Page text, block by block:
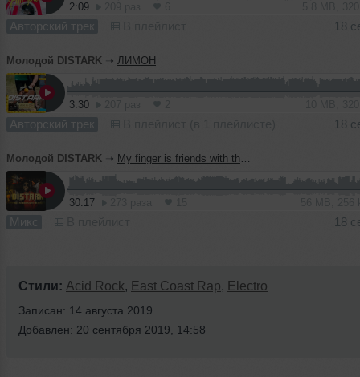
2:09
Авторский трек 18
Молодой DISTARK ➝ ЛИМОН
3:30
Авторский трек 18
Молодой DISTARK ➝ My finger is friends with the trigger
30:17
Микс 18
Стили: Acid Rock, East Coast Rap, Electro
Записан: 14 августа 2019
Добавлен: 20 сентября 2019, 14:58